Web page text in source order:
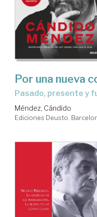
Por una nueva
pasado, presente y
Méndez, Cándido
Ediciones Deusto.